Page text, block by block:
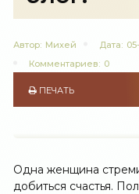
Автор: Михей Дата:
Комментариев: 0
ПЕЧАТЬ
Одна женщина
добиться счастья.